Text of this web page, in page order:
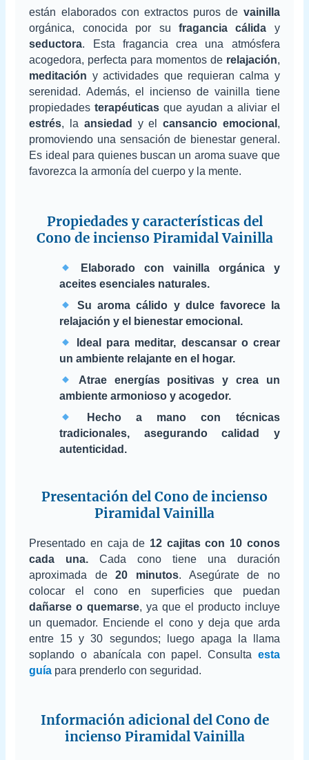
están elaborados con extractos puros de vainilla
orgánica, conocida por su fragancia cálida y
seductora. Esta fragancia crea una atmósfera
acogedora, perfecta para momentos de relajación,
meditación y actividades que requieran calma y
serenidad. Además, el incienso de vainilla tiene
propiedadesterapéuticas que ayudan a aliviar el
estrés, la ansiedad y el cansancio emocional ,
promoviendo una sensación de bienestar general.
Es ideal para quienes buscan un aroma suave que
favorezca la armonía del cuerpo y la mente.
Propiedades y características del
Cono de incienso Piramidal Vainilla
Elaborado con vainilla orgánica y
aceites esenciales naturales.
Su aroma cálido y dulce favorece la
relajación y el bienestar emocional.
Ideal para meditar, descansar o crear
un ambiente relajante en el hogar.
Atrae energías positivas y crea un
ambiente armonioso y acogedor.
Hecho a mano con técnicas
tradicionales, asegurando calidad y
autenticidad.
Presentación del Cono de incienso
Piramidal Vainilla
Presentado en caja de 12 cajitas con 10 conos
cada una. Cada cono tiene una duración
aproximada de20 minutos. Asegúrate de no
colocar el cono en superficies que puedan
dañarse o quemarse, ya que el producto incluye
un quemador. Enciende el cono y deja que arda
entre 15 y 30 segundos; luego apaga la llama
soplando o abanícala con papel. Consulta esta
guía para prenderlo con seguridad.
Información adicional del Cono de
incienso Piramidal Vainilla